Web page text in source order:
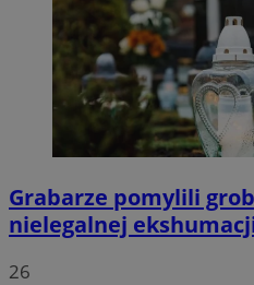
Grabarze pomylili
nielegalnej
26